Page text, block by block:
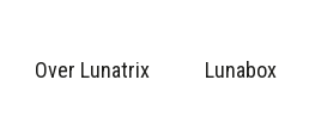
Over Lunatrix Lunabox